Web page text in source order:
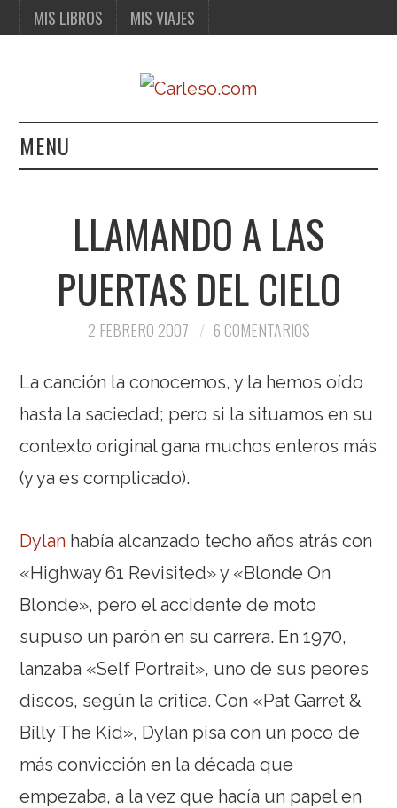
MIS LIBROS MIS VIAJES
MENU
MIS VIAJES
LLAMANDO A LAS
PUERTAS DEL CIELO
2 FEBRERO 2007 6 COMENTARIOS
La canción la conocemos, y la hemos oído
hasta la saciedad; pero si la situamos en su
contexto original gana muchos enteros más
(y ya es complicado).
Dylan había alcanzado techo años atrás con
«Highway 61 Revisited» y «Blonde On
Blonde», pero el accidente de moto
supuso un parón en su carrera. En 1970,
lanzaba «Self Portrait», uno de sus peores
discos, según la crítica. Con «Pat Garret &
Billy The Kid», Dylan pisa con un poco de
más convicción en la década que
empezaba, a la vez que hacía un papel en